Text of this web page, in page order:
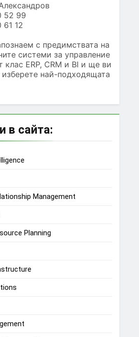
52 99
12
с предимствата на
системи за управление
клас ERP, CRM и BI и ще ви
най-подходящата
в сайта:
Management
Planning